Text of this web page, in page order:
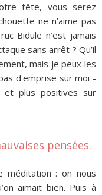
tête, vous serez
ne n’aime pas
Bidule n’est jamais
sans arrêt ? Qu’il
mais je peux les
d'emprise sur moi -
plus positives sur
pensées.
méditation : on nous
aimait bien. Puis à